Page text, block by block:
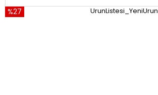
%27 UrunListesi_YeniUrun